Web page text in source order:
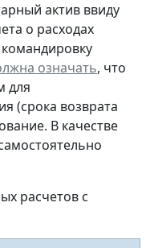
актив ввиду
о расходах
означать, что
для
(срока возврата
В качестве
расчетов с